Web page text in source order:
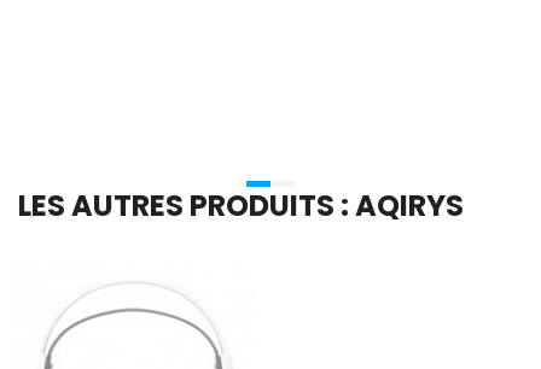
LES AUTRES PRODUITS : AQIRYS